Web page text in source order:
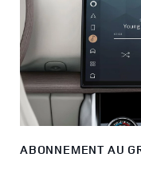
ABONNEMENT AU